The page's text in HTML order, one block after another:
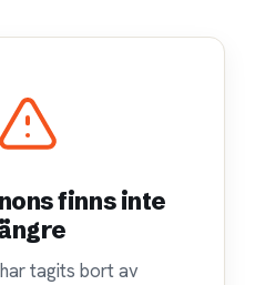
finns inte
tagits bort av